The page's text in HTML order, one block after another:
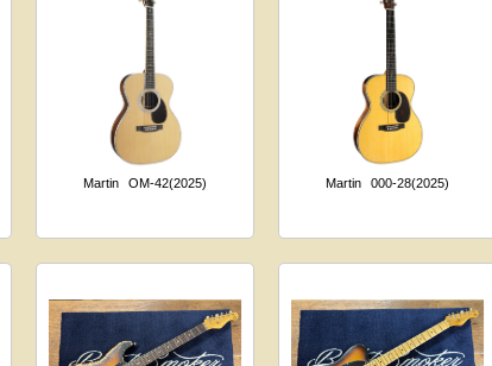
Martin OM-42(2025) Martin 000-28(2025)